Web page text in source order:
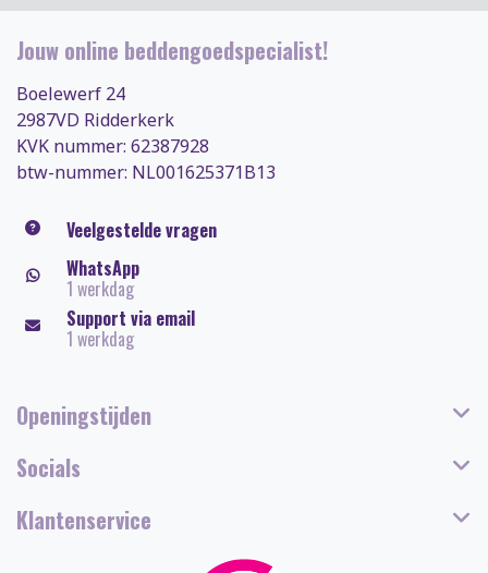
Jouw online beddengoedspecialist!
Boelewerf 24
2987VD Ridderkerk
KVK nummer: 62387928
btw-nummer: NL001625371B13
Veelgestelde vragen
WhatsApp
1 werkdag
Support via email
1 werkdag
Openingstijden
Socials
Klantenservice